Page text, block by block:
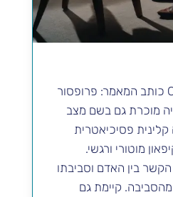
קטטוניה – Catatonia כותב המאמר: פרופסור
מוכרת גם בשם מצב
פסיכיאטרית
מוטורי ורגשי.
הקשר בין האדם וסביבתו
מהסביבה. קיימת גם